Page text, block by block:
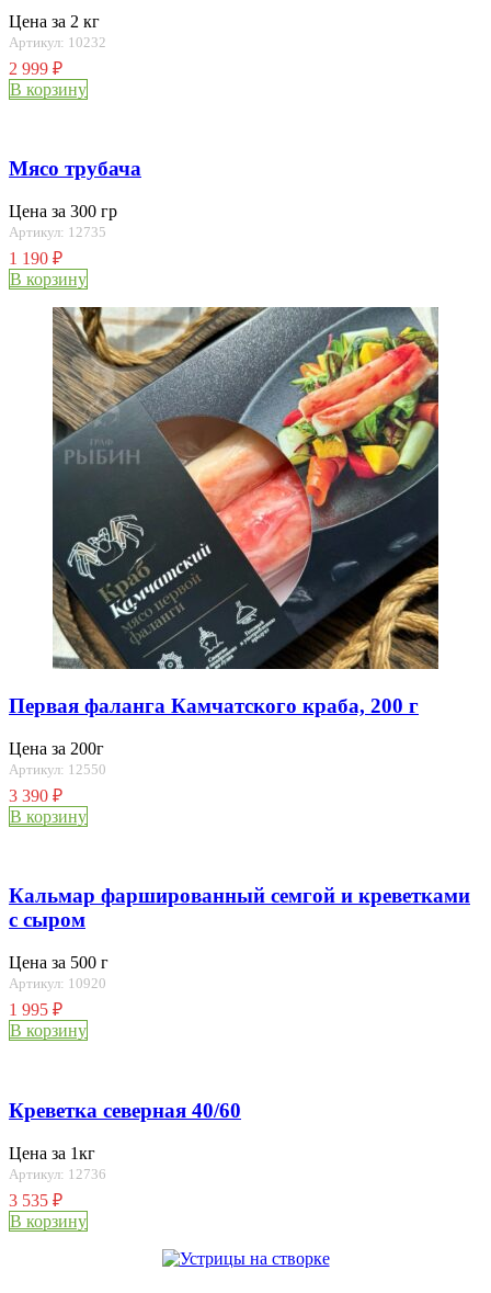
Цена за 2 кг
Артикул: 10232
2 999 ₽
В корзину
Мясо трубача
Цена за 300 гр
Артикул: 12735
1 190 ₽
В корзину
Первая фаланга Камчатского краба, 200 г
Цена за 200г
Артикул: 12550
3 390 ₽
В корзину
Кальмар фаршированный семгой и креветками
с сыром
Цена за 500 г
Артикул: 10920
1 995 ₽
В корзину
Креветка северная 40/60
Цена за 1кг
Артикул: 12736
3 535 ₽
В корзину